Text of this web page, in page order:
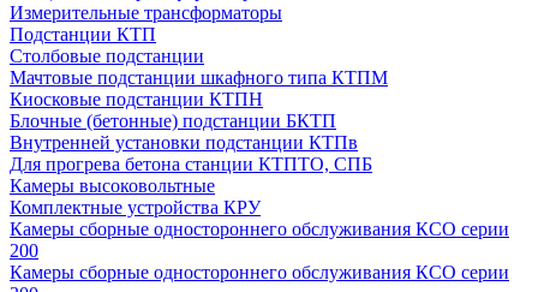
Измерительные трансформаторы
Подстанции КТП
Столбовые подстанции
Мачтовые подстанции шкафного типа КТПМ
Киосковые подстанции КТПН
Блочные (бетонные) подстанции БКТП
Внутренней установки подстанции КТПв
Для прогрева бетона станции КТПТО, СПБ
Камеры высоковольтные
Комплектные устройства КРУ
Камеры сборные одностороннего обслуживания КСО серии
200
Камеры сборные одностороннего обслуживания КСО серии